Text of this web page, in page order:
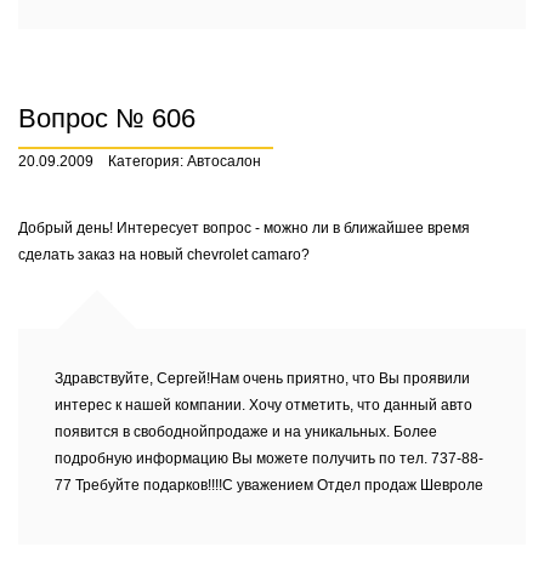
Вопрос № 606
20.09.2009 Категория: Автосалон
Добрый день! Интересует вопрос - можно ли в ближайшее время
сделать заказ на новый chevrolet camaro?
Здравствуйте, Сергей!Нам очень приятно, что Вы проявили
интерес к нашей компании. Хочу отметить, что данный авто
появится в свободнойпродаже и на уникальных. Более
подробную информацию Вы можете получить по тел. 737-88-
77 Требуйте подарков!!!!С уважением Отдел продаж Шевроле